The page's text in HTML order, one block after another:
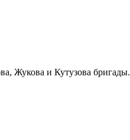
Жукова и Кутузова бригады.